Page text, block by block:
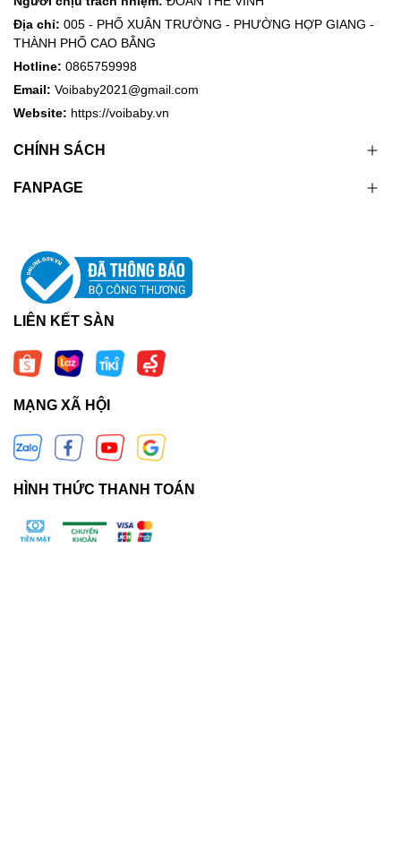
Địa chỉ: 005 - PHỐ XUÂN TRƯỜNG - PHƯỜNG HỢP GIANG -
THÀNH PHỐ CAO BẰNG
Hotline: 0865759998
Email: Voibaby2021@gmail.com
Website: https://voibaby.vn
CHÍNH SÁCH
FANPAGE
LIÊN KẾT SÀN
MẠNG XÃ HỘI
HÌNH THỨC THANH TOÁN